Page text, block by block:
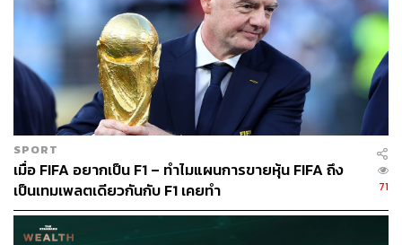
SPORT
เมื่อ FIFA อยากเป็น F1 – ทำไมแผนการขายหุ้น FIFA ถึง
เป็นเทมเพลตเดียวกันกับ F1 เคยทำ
71